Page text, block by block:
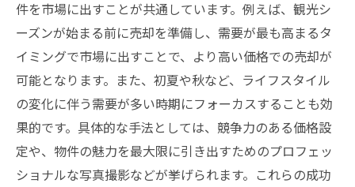
件を市場に出すことが共通しています。例えば、観光シ
ーズンが始まる前に売却を準備し、需要が最も高まるタ
イミングで市場に出すことで、より高い価格での売却が
可能となります。また、初夏や秋など、ライフスタイル
の変化に伴う需要が多い時期にフォーカスすることも効
果的です。具体的な手法としては、競争力のある価格設
定や、物件の魅力を最大限に引き出すためのプロフェッ
ショナルな写真撮影などが挙げられます。これらの成功